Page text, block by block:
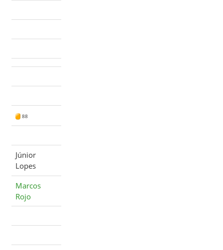
88
Júnior
Lopes
Marcos
Rojo